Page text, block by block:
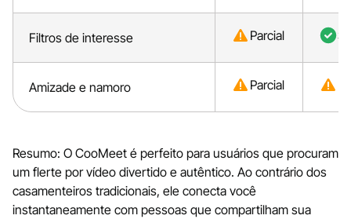
Filtros de interesse Parcial
Amizade e namoro Parcial
Resumo: O CooMeet é perfeito para usuários que procuram
um flerte por vídeo divertido e autêntico. Ao contrário dos
casamenteiros tradicionais, ele conecta você
instantaneamente com pessoas que compartilham sua